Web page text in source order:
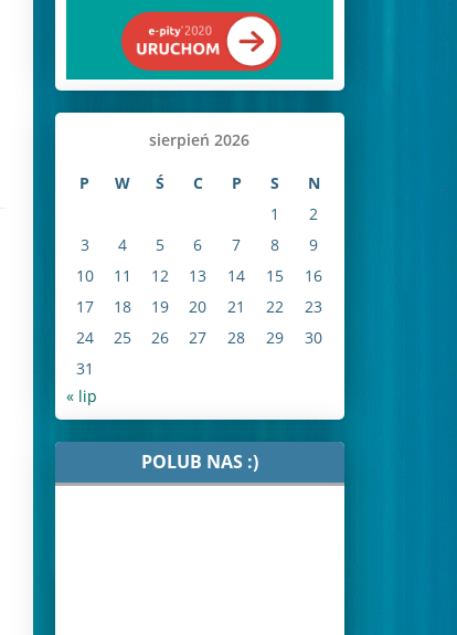
sierpień 2026
P W Ś C P S
N
1
2
3
4 5 6 7 8
9
10
11 12 13 14 15
16
17
18 19 20 21 22
23
24
25 26 27 28 29
30
31
« lip
POLUB NAS :)